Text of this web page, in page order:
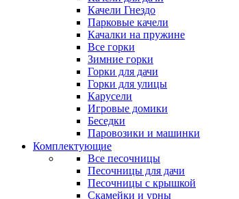
Качели Гнездо
Парковые качели
Качалки на пружине
Все горки
Зимние горки
Горки для дачи
Горки для улицы
Карусели
Игровые домики
Беседки
Паровозики и машинки
Комплектующие
Все песочницы
Песочницы для дачи
Песочницы с крышкой
Скамейки и урны